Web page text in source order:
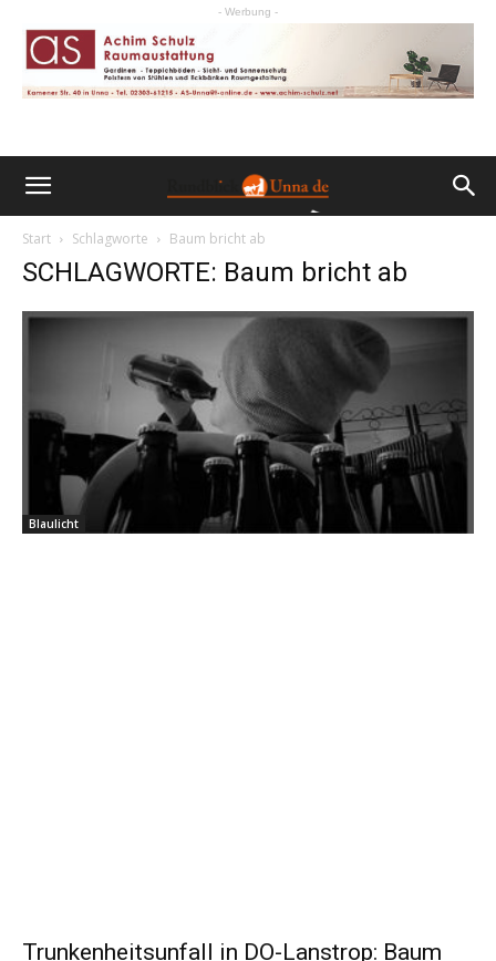
- Werbung -
Start Schlagworte Baum bricht ab
SCHLAGWORTE: Baum bricht ab
Blaulicht
Trunkenheitsunfall in DO-Lanstrop: Baum